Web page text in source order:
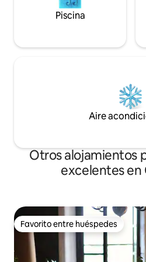
Piscina
Aire
Otros alojamientos
excelentes en
Favorito entre huéspedes
Favorito entre huéspedes